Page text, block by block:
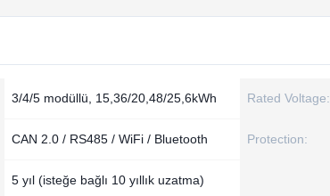
3/4/5 modüllü, 15,36/20,48/25,6kWh Rated Voltage:
CAN 2.0 / RS485 / WiFi / Bluetooth Protection:
5 yıl (isteğe bağlı 10 yıllık uzatma)